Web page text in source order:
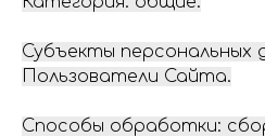
Субъекты персональных
Пользователи Сайта.
Способы обработки: